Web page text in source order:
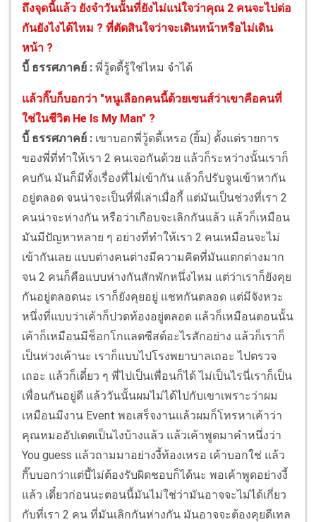
ถึงจุดนี้แล้ว ยังจำวันนั้นที่ยังไม่แน่ใจว่าคุณ 2 คนจะไปต่อ
กันยังไงได้ไหม ? ที่ตัดสินใจว่าจะเดินหน้าหรือไม่เดิน
หน้า ?
บี้ ธรรศภาคย์ : พี่วู้ดดี้รู้ใช่ไหม จำได้
แล้วกิ๊บก็บอกว่า "หนูเลือกคนนี้ด้วยเซนส์ว่าเขาคือคนที่
ใช่ในชีวิต He Is My Man" ?
บี้ ธรรศภาคย์ : เขาบอกพี่วู้ดดี้เหรอ (ยิ้ม) ตั้งแต่รายการ
ของพี่ที่ทำให้เรา 2 คนเจอกันด้วย แล้วก็ระหว่างนั้นเราก็
คบกัน มันก็มีทั้งเรื่องที่ไม่เข้ากัน แล้วก็ปรับจูนเข้าหากัน
อยู่ตลอด จนน่าจะเป็นที่พี่เล่าเมื่อกี้ แต่มันเป็นช่วงที่เรา 2
คนน่าจะห่างกัน หรือว่าเกือบจะเลิกกันแล้ว แล้วก็เหมือน
มันมีปัญหาหลาย ๆ อย่างที่ทำให้เรา 2 คนเหมือนจะไม่
เข้ากันเลย แบบต่างคนต่างมีความคิดที่มันแตกต่างมาก
จน 2 คนก็คือแบบห่างกันสักพักหนึ่งไหม แต่ว่าเราก็ยังคุย
กันอยู่ตลอดนะ เราก็ยังคุยอยู่ แชทกันตลอด แต่มีจังหวะ
หนึ่งที่แบบว่าเค้าก็ปวดท้องอยู่ตลอด แล้วก็เหมือนตอนนั้น
เค้าก็เหมือนมีช็อกโกแลตซีสต์อะไรสักอย่าง แล้วก็เราก็
เป็นห่วงเค้านะ เราก็แบบไปโรงพยาบาลเถอะ ไปตรวจ
เถอะ แล้วก็เดี๋ยว ๆ พี่ไปเป็นเพื่อนก็ได้ ไม่เป็นไรนี่เราก็เป็น
เพื่อนกันอยู่ดี แล้ววันนั้นผมไม่ได้ไปกับเขาเพราะว่าผม
เหมือนมีงาน Event พอเสร็จงานแล้วผมก็โทรหาเค้าว่า
คุณหมออัปเดตเป็นไงบ้างแล้ว แล้วเค้าพูดมาคำหนึ่งว่า
You guess แล้วถามมาอย่างงี้ท้องเหรอ เค้าบอกใช่ แล้ว
กิ๊บบอกว่าแต่บี้ไม่ต้องรับผิดชอบก็ได้นะ พอเค้าพูดอย่างงี้
แล้ว เดี๋ยวก่อนนะตอนนี้มันไม่ใช่ว่ามันอาจจะไม่ได้เกี่ยว
กับที่เรา 2 คน ที่มันเลิกกันห่างกัน มันอาจจะต้องคุยดีเทล